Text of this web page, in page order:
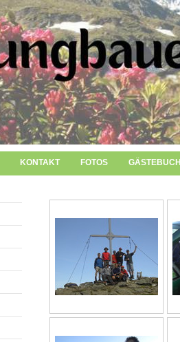
KONTAKT FOTOS GÄSTEBUCH